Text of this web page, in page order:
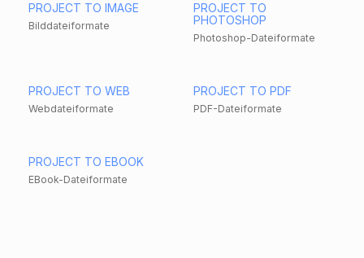
PROJECT TO IMAGE
Bilddateiformate
PROJECT TO
PHOTOSHOP
Photoshop-Dateiformate
PROJECT TO WEB
Webdateiformate
PROJECT TO PDF
PDF-Dateiformate
PROJECT TO EBOOK
EBook-Dateiformate